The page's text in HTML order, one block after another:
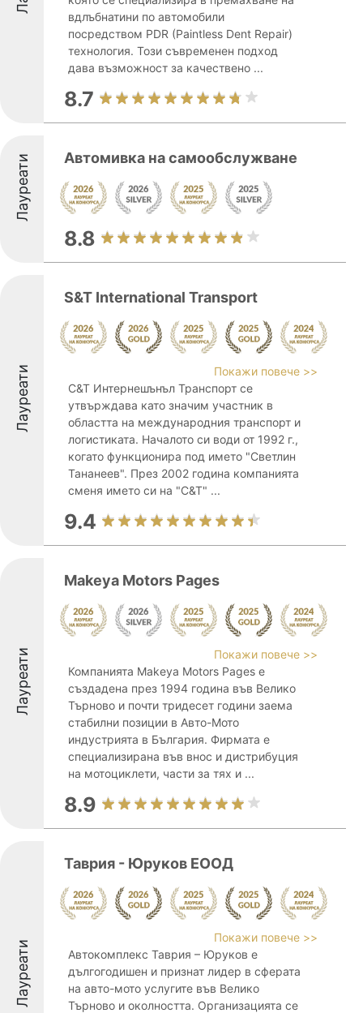
вдлъбнатини по автомобили
посредством PDR (Paintless Dent Repair)
технология. Този съвременен подход
дава възможност за качествено ...
8.7
Лауреати Автомивка на самообслужване
8.8
Лауреати
S&T International Transport
Покажи повече >>
С&Т Интернешънъл Транспорт се
утвърждава като значим участник в
областта на международния транспорт и
логистиката. Началото си води от 1992 г.,
когато функционира под името "Светлин
Тананеев". През 2002 година компанията
сменя името си на "С&Т" ...
9.4
Лауреати
Makeya Motors Pages
Покажи повече >>
Компанията Makeya Motors Pages е
създадена през 1994 година във Велико
Търново и почти тридесет години заема
стабилни позиции в Авто-Мото
индустрията в България. Фирмата е
специализирана във внос и дистрибуция
на мотоциклети, части за тях и ...
8.9
Лауреати
Таврия - Юруков ЕООД
Покажи повече >>
Автокомплекс Таврия – Юруков е
дългогодишен и признат лидер в сферата
на авто-мото услугите във Велико
Търново и околността. Организацията се